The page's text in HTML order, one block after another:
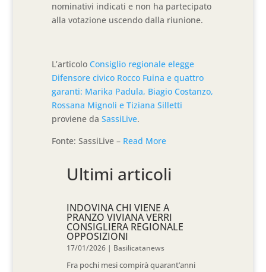
nominativi indicati e non ha partecipato
alla votazione uscendo dalla riunione.
L’articoloConsiglio regionale elegge
Difensore civico Rocco Fuina e quattro
garanti: Marika Padula, Biagio Costanzo,
Rossana Mignoli e Tiziana Silletti
proviene daSassiLive.
Fonte: SassiLive – Read More
Ultimi articoli
INDOVINA CHI VIENE A
PRANZO VIVIANA VERRI
CONSIGLIERA REGIONALE
OPPOSIZIONI
17/01/2026 | Basilicatanews
Fra pochi mesi compirà quarant’anni